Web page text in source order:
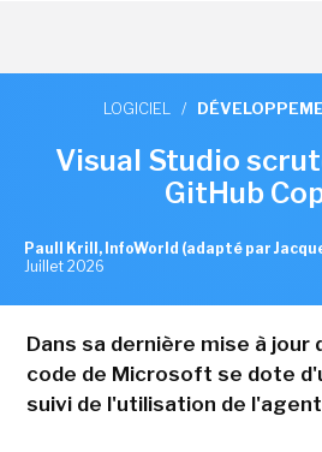
LOGICIEL /
Visual Studio
GitHub
Paull Krill, InfoWorld (adapté par
Juillet 2026
Dans sa dernière mise à jour
code de Microsoft se dote
suivi de l'utilisation de